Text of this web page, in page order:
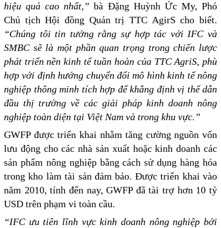
hiệu quả cao nhất,” bà Đặng Huỳnh Ức My, Phó
Chủ tịch Hội đồng Quản trị TTC AgirS cho biết.
“Chúng tôi tin tưởng rằng sự hợp tác với IFC và
SMBC sẽ là một phần quan trọng trong chiến lược
phát triển nền kinh tế tuần hoàn của TTC AgriS, phù
hợp với định hướng chuyển đổi mô hình kinh tế nông
nghiệp thông minh tích hợp để khẳng định vị thế dẫn
đầu thị trường về các giải pháp kinh doanh nông
nghiệp toàn diện tại Việt Nam và trong khu vực.”
GWFP được triển khai nhằm tăng cường nguồn vốn
lưu động cho các nhà sản xuất hoặc kinh doanh các
sản phẩm nông nghiệp bằng cách sử dụng hàng hóa
trong kho làm tài sản đảm bảo. Được triển khai vào
năm 2010, tính đến nay, GWFP đã tài trợ hơn 10 tỷ
USD trên phạm vi toàn cầu.
“IFC ưu tiên lĩnh vực kinh doanh nông nghiệp bởi